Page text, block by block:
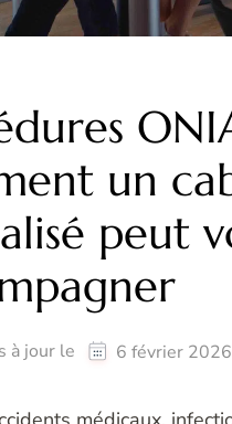
un
peut
à jour le 6 février 2026